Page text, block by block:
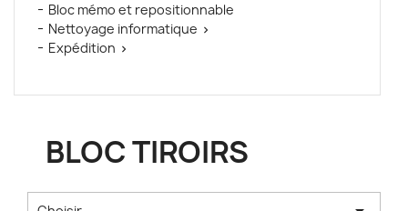
Bloc mémo et repositionnable
Nettoyage informatique 
Expédition 
BLOC TIROIRS